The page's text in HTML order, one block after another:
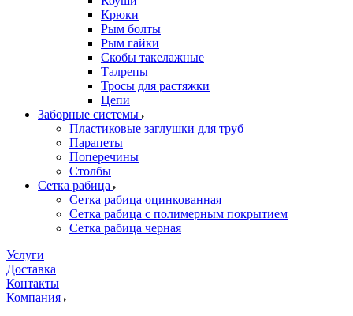
Крюки
Рым болты
Рым гайки
Скобы такелажные
Талрепы
Тросы для растяжки
Цепи
Заборные системы
Пластиковые заглушки для труб
Парапеты
Поперечины
Столбы
Сетка рабица
Сетка рабица оцинкованная
Сетка рабица с полимерным покрытием
Сетка рабица черная
Услуги
Доставка
Контакты
Компания